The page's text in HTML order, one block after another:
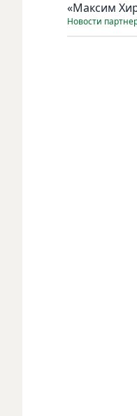
«Максим
Новости